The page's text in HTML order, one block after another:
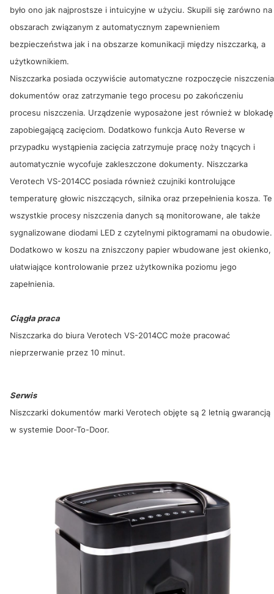
było ono jak najprostsze i intuicyjne w użyciu. Skupili się zarówno na
obszarach związanym z automatycznym zapewnieniem
bezpieczeństwa jak i na obszarze komunikacji między niszczarką, a
użytkownikiem.
Niszczarka posiada oczywiście automatyczne rozpoczęcie niszczenia
dokumentów oraz zatrzymanie tego procesu po zakończeniu
procesu niszczenia. Urządzenie wyposażone jest również w blokadę
zapobiegającą zacięciom. Dodatkowo funkcja Auto Reverse w
przypadku wystąpienia zacięcia zatrzymuje pracę noży tnących i
automatycznie wycofuje zakleszczone dokumenty. Niszczarka
Verotech VS-2014CC posiada również czujniki kontrolujące
temperaturę głowic niszczących, silnika oraz przepełnienia kosza. Te
wszystkie procesy niszczenia danych są monitorowane, ale także
sygnalizowane diodami LED z czytelnymi piktogramami na obudowie.
Dodatkowo w koszu na zniszczony papier wbudowane jest okienko,
ułatwiające kontrolowanie przez użytkownika poziomu jego
zapełnienia.
Ciągła praca
Niszczarka do biura Verotech VS-2014CC może pracować
nieprzerwanie przez 10 minut.
Serwis
Niszczarki dokumentów marki Verotech objęte są 2 letnią gwarancją
w systemie Door-To-Door.